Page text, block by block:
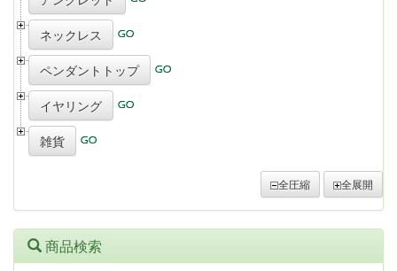
ネックレス
ペンダントトップ
イヤリング
雑貨
全圧縮 全展開
商品検索